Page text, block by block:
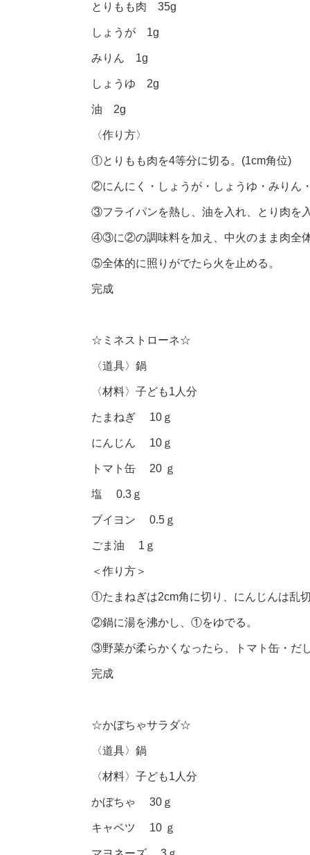
とりもも肉 35g
しょうが 1g
みりん 1g
しょうゆ 2g
油 2g
〈作り方〉
①とりもも肉を4等分に切る。(1cm角位)
②にんにく・しょうが・しょうゆ・みりん
③フライパンを熱し、油を入れ、とり肉を
④③に②の調味料を加え、中火のまま肉全体
⑤全体的に照りがでたら火を止める。
完成
☆ミネストローネ☆
〈道具〉鍋
〈材料〉子ども1人分
たまねぎ 10ｇ
にんじん 10ｇ
トマト缶 20 ｇ
塩 0.3ｇ
ブイヨン 0.5ｇ
ごま油 1ｇ
＜作り方＞
①たまねぎは2cm角に切り、にんじんは乱切
②鍋に湯を沸かし、①をゆでる。
③野菜が柔らかくなったら、トマト缶・だ
完成
☆かぼちゃサラダ☆
〈道具〉鍋
〈材料〉子ども1人分
かぼちゃ 30ｇ
キャベツ 10 ｇ